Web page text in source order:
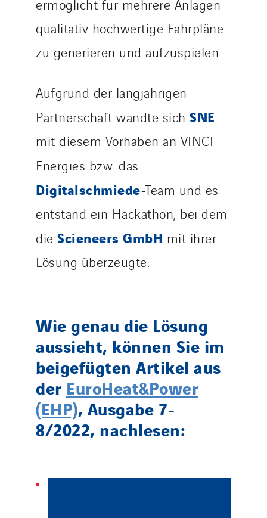
ermöglicht für mehrere Anlagen
qualitativ hochwertige Fahrpläne
zu generieren und aufzuspielen.
Aufgrund der langjährigen
Partnerschaft wandte sich SNE
mit diesem Vorhaben an VINCI
Energies bzw. das
Digitalschmiede-Team und es
entstand ein Hackathon, bei dem
die Scieneers GmbH mit ihrer
Lösung überzeugte.
Wie genau die Lösung
aussieht, können Sie im
beigefügten Artikel aus
der EuroHeat&Power
(EHP), Ausgabe 7-
8/2022, nachlesen: